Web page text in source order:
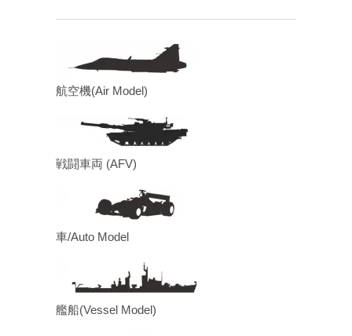
航空機(Air Model)
戦闘車両 (AFV)
車/Auto Model
艦船(Vessel Model)